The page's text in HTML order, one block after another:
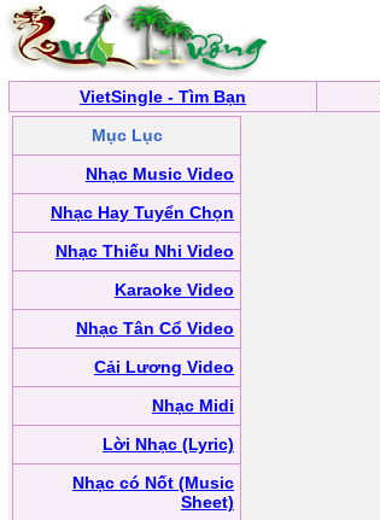
VietSingle - Tìm Bạn
Mục Lục
Nhạc Music Video
Nhạc Hay Tuyển Chọn
Nhạc Thiếu Nhi Video
Karaoke Video
Nhạc Tân Cổ Video
Cải Lương Video
Nhạc Midi
Lời Nhạc (Lyric)
Nhạc có Nốt (Music
Sheet)